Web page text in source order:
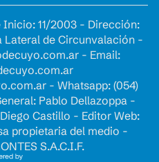
11/2003 - Dirección:
Lateral de Circunvalación -
- Email:
- Whatsapp: (054)
Pablo Dellazoppa -
Castillo - Editor Web:
propietaria del medio -
S.A.C.I.F.